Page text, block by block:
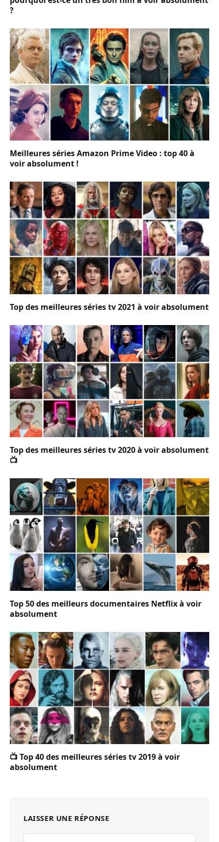
?
Meilleures séries Amazon Prime Video : top 40 à
voir absolument !
Top des meilleures séries tv 2021 à voir absolument
Top des meilleures séries tv 2020 à voir absolument
📺
Top 50 des meilleurs documentaires Netflix à voir
absolument
📺 Top 40 des meilleures séries tv 2019 à voir
absolument
LAISSER UNE RÉPONSE